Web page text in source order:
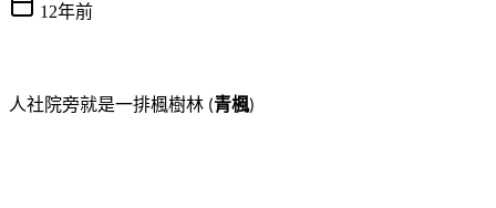
12年前
人社院旁就是一排楓樹林 (青楓)